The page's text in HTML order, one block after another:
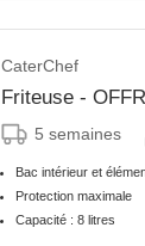
CaterChef
Friteuse -
5 semaines
Bac intérieur et
Protection maximale
Capacité : 8 litres